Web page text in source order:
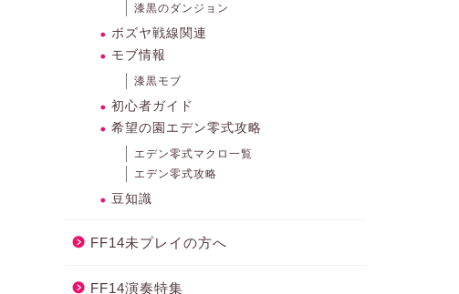
漆黒のダンジョン
ボズヤ戦線関連
モブ情報
漆黒モブ
初心者ガイド
希望の園エデン零式攻略
エデン零式マクロ一覧
エデン零式攻略
豆知識
FF14未プレイの方へ
FF14演奏特集